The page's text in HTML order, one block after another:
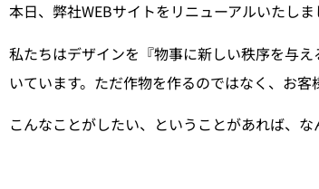
ver
2000-
ver
2009-
ver
2022-
ver
2000-
ver
2009-
ver
2022-
ver
2000-
ver
2009-
ver
2022-
本日、弊社WEBサイトをリニューアルいたしま
私たちはデザインを『物事に新しい秩序を与
いています。ただ作物を作るのではなく、お
こんなことがしたい、ということがあれば、な